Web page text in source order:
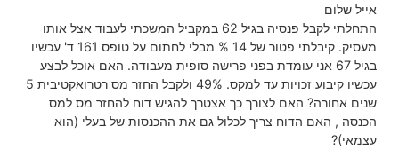
אייל שלום
התחלתי לקבל פנסיה בגיל 62 במקביל המשכתי לעבוד אצל אותו
מעסיק. קיבלתי פטור של 14 % מבלי לחתום על טופס 161 ד' עכשיו
בגיל 67 אני עומדת בפני פרישה סופית מעבודה. האם אוכל לבצע
עכשיו קיבוע זכויות עד למקס. 49% ולקבל החזר מס רטרואקטיבית 5
שנים אחורה? האם לצורך כך אצטרך להגיש דוח להחזר מס למס
הכנסה , האם הדוח צריך לכלול גם את ההכנסות של בעלי (הוא
עצמאי)?